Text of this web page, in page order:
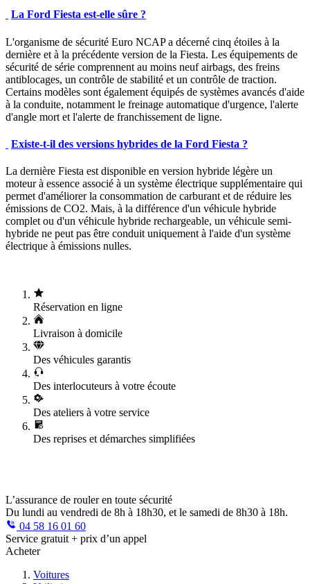
La Ford Fiesta est-elle sûre ?
L'organisme de sécurité Euro NCAP a décerné cinq étoiles à la
dernière et à la précédente version de la Fiesta. Les équipements de
sécurité de série comprennent au moins neuf airbags, des freins
antiblocages, un contrôle de stabilité et un contrôle de traction.
Certains modèles sont également équipés de systèmes avancés d'aide
à la conduite, notamment le freinage automatique d'urgence, l'alerte
d'angle mort et l'alerte de franchissement de ligne.
Existe-t-il des versions hybrides de la Ford Fiesta ?
La dernière Fiesta est disponible en version hybride légère un
moteur à essence associé à un système électrique supplémentaire qui
permet d'améliorer la consommation de carburant et de réduire les
émissions de CO2. Mais, à la différence d'un véhicule hybride
complet ou d'un véhicule hybride rechargeable, un véhicule semi-
hybride ne peut pas être conduit uniquement à l'aide d'un système
électrique à émissions nulles.
Réservation en ligne
Livraison à domicile
Des véhicules garantis
Des interlocuteurs à votre écoute
Des ateliers à votre service
Des reprises et démarches simplifiées
L’assurance de rouler en toute sécurité
Du lundi au vendredi de 8h à 18h30, et le samedi de 8h30 à 18h.
04 58 16 01 60
Service gratuit + prix d’un appel
Acheter
Voitures